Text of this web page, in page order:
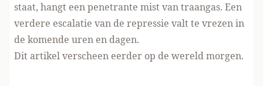
staat, hangt een penetrante mist van traangas. Een
verdere escalatie van de repressie valt te vrezen in
de komende uren en dagen.
Dit artikel verscheen eerder op de wereld morgen.